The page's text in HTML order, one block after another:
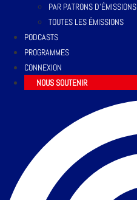
PAR PATRONS D’ÉMISSIONS
TOUTES LES ÉMISSIONS
PODCASTS
PROGRAMMES
CONNEXION
NOUS SOUTENIR